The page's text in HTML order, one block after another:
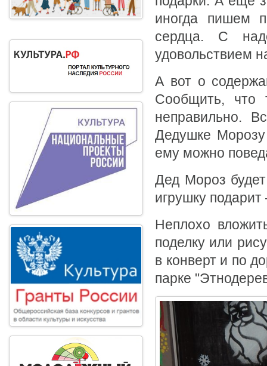
иногда пишем
сердца. С
удовольствием
А вот о
Сообщить, что
неправильно.
Дедушке
ему можно
Дед Мороз
игрушку
Неплохо
поделку или
в конверт и по
парке